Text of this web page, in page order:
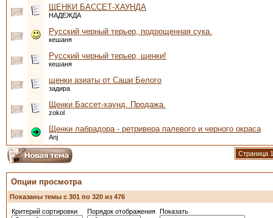
ЩЕНКИ БАССЕТ-ХАУНДА
НАДЕЖДА
Русский черный терьер, подрощенная сука.
кешаня
Русский черный терьер, щенки!
кешаня
щенки азиаты от Саши Белого
задира
Щенки Бассет-хаунд. Продажа.
zokol
Щенки лабрадора - ретривера палевого и черного окраса
Anj
Страница
Опции просмотра
Показаны темы с 301 по 320 из 476
Критерий сортировки
Порядок отображения Показать